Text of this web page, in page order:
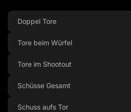
Doppel Tore
Tore beim Würfel
Tore im Shootout
Schüsse Gesamt
Schuss aufs Tor